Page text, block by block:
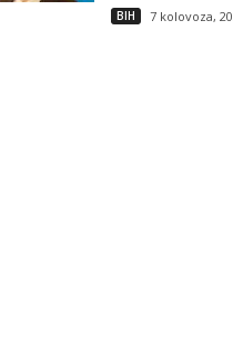
BIH 7 kolovoza,